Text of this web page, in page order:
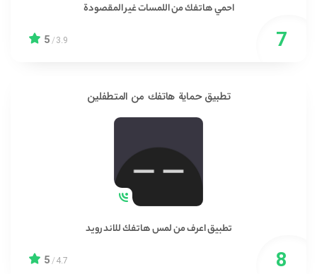
احمي هاتفك من اللمسات غير المقصودة
3.9
/
5
تطبيق حماية هاتفك من المتطفلين
تطبيق اعرف من لمس هاتفك للاندرويد
4.7
/
5